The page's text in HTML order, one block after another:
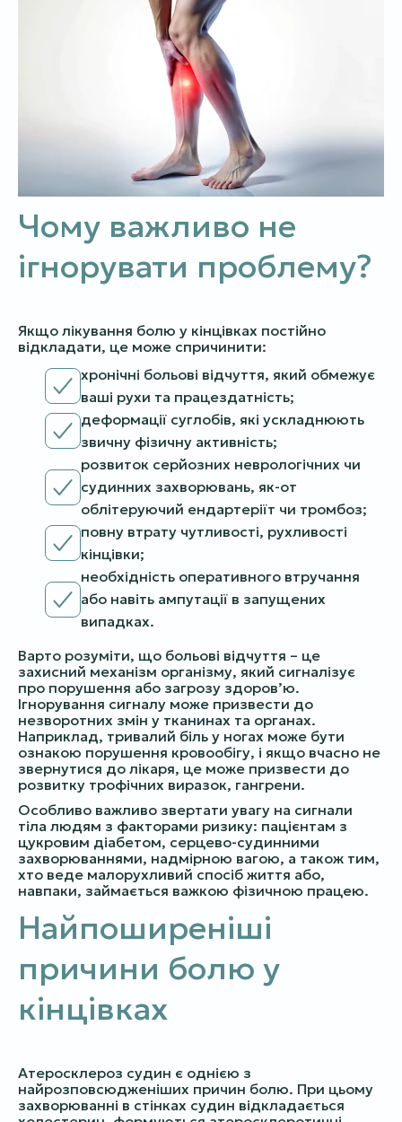
Чому важливо не
ігнорувати проблему?
Якщо лікування болю у кінцівках постійно
відкладати, це може спричинити:
хронічні больові відчуття, який обмежує
ваші рухи та працездатність;
деформації суглобів, які ускладнюють
звичну фізичну активність;
розвиток серйозних неврологічних чи
судинних захворювань, як-от
облітеруючий ендартеріїт чи тромбоз;
повну втрату чутливості, рухливості
кінцівки;
необхідність оперативного втручання
або навіть ампутації в запущених
випадках.
Варто розуміти, що больові відчуття – це
захисний механізм організму, який сигналізує
про порушення або загрозу здоров’ю.
Ігнорування сигналу може призвести до
незворотних змін у тканинах та органах.
Наприклад, тривалий біль у ногах може бути
ознакою порушення кровообігу, і якщо вчасно не
звернутися до лікаря, це може призвести до
розвитку трофічних виразок, гангрени.
Особливо важливо звертати увагу на сигнали
тіла людям з факторами ризику: пацієнтам з
цукровим діабетом, серцево-судинними
захворюваннями, надмірною вагою, а також тим,
хто веде малорухливий спосіб життя або,
навпаки, займається важкою фізичною працею.
Найпоширеніші
причини болю у
кінцівках
Атеросклероз судин є однією з
найрозповсюдженіших причин болю. При цьому
захворюванні в стінках судин відкладається